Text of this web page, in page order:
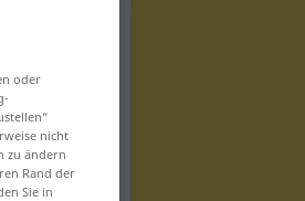
oder
nicht
zu ändern
Rand der
Sie in